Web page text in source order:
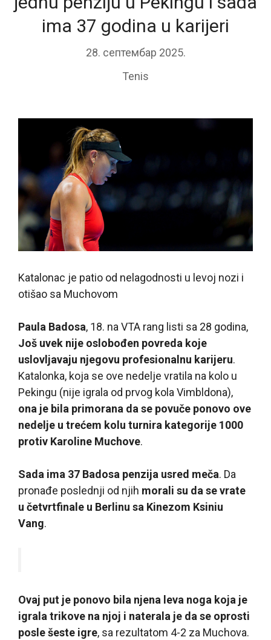
ima 37 godina u karijeri
28. септембар 2025.
Tenis
Katalonac je patio od nelagodnosti u levoj nozi i
otišao sa Muchovom
Paula Badosa, 18. na VTA rang listi sa 28 godina,
Još uvek nije oslobođen povreda koje
uslovljavaju njegovu profesionalnu karijeru.
Katalonka, koja se ove nedelje vratila na kolo u
Pekingu (nije igrala od prvog kola Vimbldona),
ona je bila primorana da se povuče ponovo ove
nedelje u trećem kolu turnira kategorije 1000
protiv Karoline Muchove.
Sada ima 37 Badosa penzija usred meča. Da
pronađe poslednji od njih morali su da se vrate
u četvrtfinale u Berlinu sa Kinezom Ksiniu
Vang.
Ovaj put je ponovo bila njena leva noga koja je
igrala trikove na njoj i naterala je da se oprosti
posle šeste igre, sa rezultatom 4-2 za Muchova.